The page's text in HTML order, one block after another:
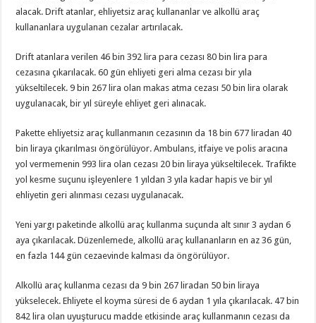
alacak. Drift atanlar, ehliyetsiz araç kullananlar ve alkollü araç
kullananlara uygulanan cezalar artırılacak.
Drift atanlara verilen 46 bin 392 lira para cezası 80 bin lira para
cezasına çıkarılacak. 60 gün ehliyeti geri alma cezası bir yıla
yükseltilecek. 9 bin 267 lira olan makas atma cezası 50 bin lira olarak
uygulanacak, bir yıl süreyle ehliyet geri alınacak.
Pakette ehliyetsiz araç kullanmanın cezasının da 18 bin 677 liradan 40
bin liraya çıkarılması öngörülüyor. Ambulans, itfaiye ve polis aracına
yol vermemenin 993 lira olan cezası 20 bin liraya yükseltilecek. Trafikte
yol kesme suçunu işleyenlere 1 yıldan 3 yıla kadar hapis ve bir yıl
ehliyetin geri alınması cezası uygulanacak.
Yeni yargı paketinde alkollü araç kullanma suçunda alt sınır 3 aydan 6
aya çıkarılacak. Düzenlemede, alkollü araç kullananların en az 36 gün,
en fazla 144 gün cezaevinde kalması da öngörülüyor.
Alkollü araç kullanma cezası da 9 bin 267 liradan 50 bin liraya
yükselecek. Ehliyete el koyma süresi de 6 aydan 1 yıla çıkarılacak. 47 bin
842 lira olan uyuşturucu madde etkisinde araç kullanmanın cezası da